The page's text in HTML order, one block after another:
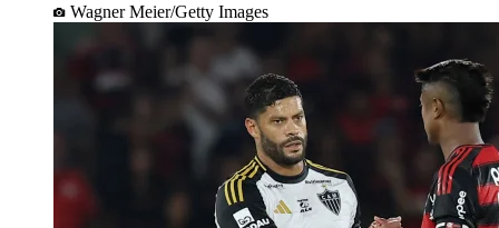
Wagner Meier/Getty Images